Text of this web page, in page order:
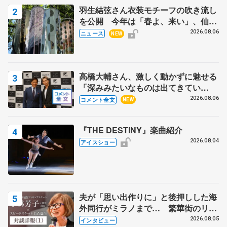
羽生結弦さん衣装モチーフの吹き流し
を公開 今年は「春よ、来い」、仙台
の瑞鳳殿
ニュース NEW 2026.08.06
高橋大輔さん、激しく動かずに魅せる
「深みみたいなものは出てきてい
る？」 〝兄さん〟と慕うレジェンド
コメント全文 NEW 2026.08.06
『THE DESTINY』楽曲紹介
アイスショー 2026.08.04
夫が「思い出作りに」と後押しした海
外同行がミラノまで… 繁華街のリン
クでは不良のお兄さんも味方に 小林
インタビュー 2026.08.05